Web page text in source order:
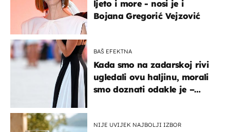
ljeto i more - nosi je i
Bojana Gregorić Vejzović
BAŠ EFEKTNA
Kada smo na zadarskoj rivi
ugledali ovu haljinu, morali
smo doznati odakle je –
NIJE UVIJEK NAJBOLJI IZBOR